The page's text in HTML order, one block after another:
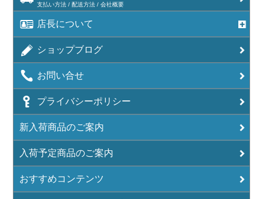
支払い方法 / 配送方法 / 会社概要
店長について
ショップブログ
お問い合せ
プライバシーポリシー
新入荷商品のご案内
入荷予定商品のご案内
おすすめコンテンツ